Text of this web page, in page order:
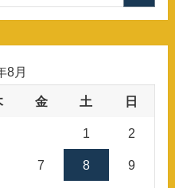
8月
金 土 日
1 2
7 8 9